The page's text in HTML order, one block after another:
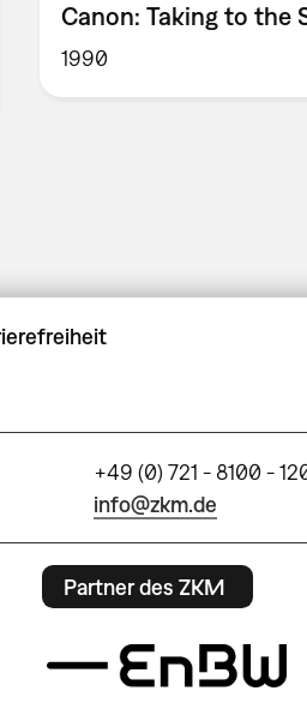
Canon: Taking to the
1990
+49 (0) 721 - 8100 -
info@zkm.de
Partner des ZKM